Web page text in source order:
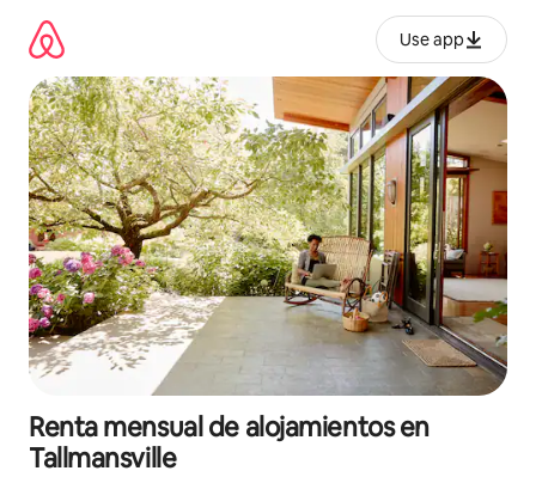
contenido
Use app
Renta mensual de alojamientos en
Tallmansville